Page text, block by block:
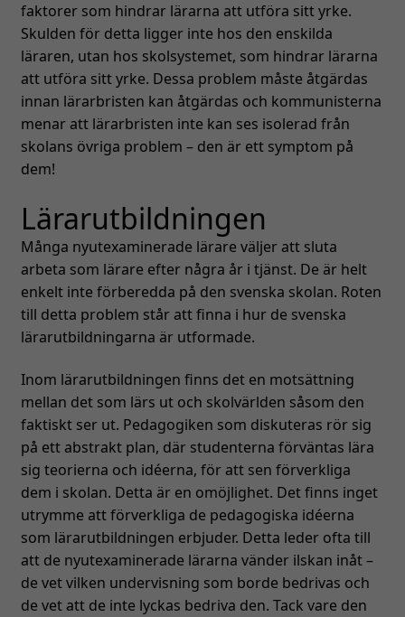
faktorer som hindrar lärarna att utföra sitt yrke.
Skulden för detta ligger inte hos den enskilda
läraren, utan hos skolsystemet, som hindrar lärarna
att utföra sitt yrke. Dessa problem måste åtgärdas
innan lärarbristen kan åtgärdas och kommunisterna
menar att lärarbristen inte kan ses isolerad från
skolans övriga problem – den är ett symptom på
dem!
Lärarutbildningen
Många nyutexaminerade lärare väljer att sluta
arbeta som lärare efter några år i tjänst. De är helt
enkelt inte förberedda på den svenska skolan. Roten
till detta problem står att finna i hur de svenska
lärarutbildningarna är utformade.
Inom lärarutbildningen finns det en motsättning
mellan det som lärs ut och skolvärlden såsom den
faktiskt ser ut. Pedagogiken som diskuteras rör sig
på ett abstrakt plan, där studenterna förväntas lära
sig teorierna och idéerna, för att sen förverkliga
dem i skolan. Detta är en omöjlighet. Det finns inget
utrymme att förverkliga de pedagogiska idéerna
som lärarutbildningen erbjuder. Detta leder ofta till
att de nyutexaminerade lärarna vänder ilskan inåt –
de vet vilken undervisning som borde bedrivas och
de vet att de inte lyckas bedriva den. Tack vare den